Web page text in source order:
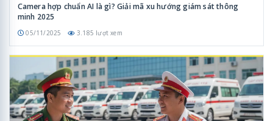
Camera hợp chuẩn AI là gì? Giải mã xu hướng giám sát thông
minh 2025
05/11/2025 3.185 lượt xem